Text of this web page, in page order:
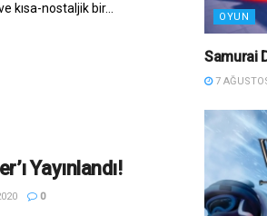
kısa-nostaljik bir...
Yayınlandı!
0
OYUN
Samurai
7